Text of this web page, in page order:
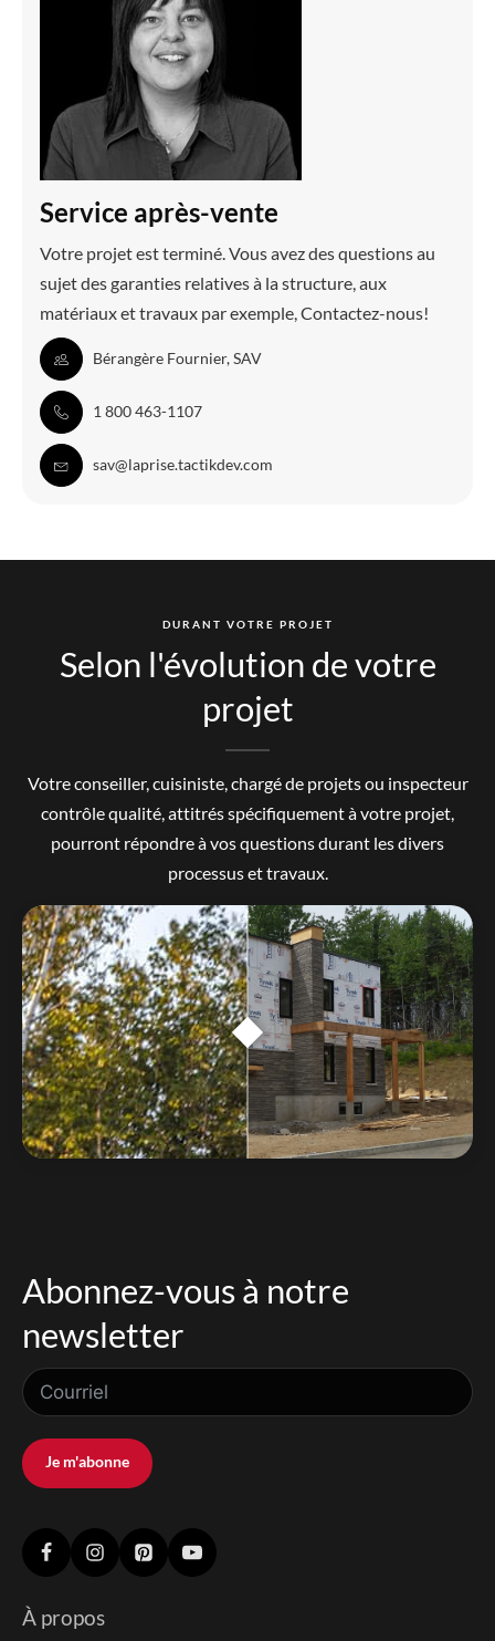
Service après-vente
Votre projet est terminé. Vous avez des questions au
sujet des garanties relatives à la structure, aux
matériaux et travaux par exemple, Contactez-nous!
Bérangère Fournier, SAV
1 800 463-1107
sav@laprise.tactikdev.com
DURANT VOTRE PROJET
Selon l'évolution de votre
projet
Votre conseiller, cuisiniste, chargé de projets ou inspecteur
contrôle qualité, attitrés spécifiquement à votre projet,
pourront répondre à vos questions durant les divers
processus et travaux.
Abonnez-vous à notre
newsletter
Je m'abonne
À propos